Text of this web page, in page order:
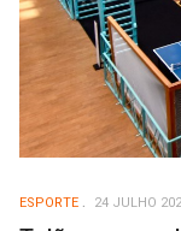
ESPORTE 24 JULHO